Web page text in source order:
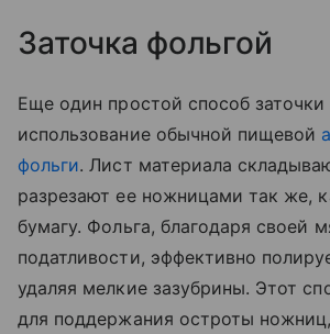
Заточка фольгой
Еще один простой способ
использование обычной пищевой
фольги. Лист материала
разрезают ее ножницами так же,
бумагу. Фольга, благодаря своей
податливости, эффективно
удаляя мелкие зазубрины. Этот
для поддержания остроты